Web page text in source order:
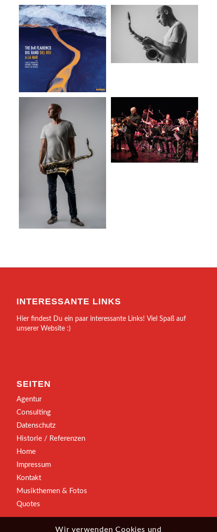
INTERESSANTE LINKS
Hier findest Du ein paar interessante Links! Viel Spaß auf
unserer Website :)
SEITEN
Agentur
Consulting
Datenschutz
Historie / Referenzen
Home
Impressum
Kontakt
Musikthemen & Fotos
Quotes
Wir verwenden Cookies und